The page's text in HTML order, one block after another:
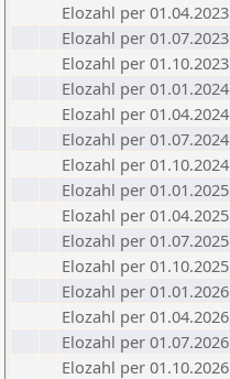
Elozahl per 01.04.2023
Elozahl per 01.07.2023
Elozahl per 01.10.2023
Elozahl per 01.01.2024
Elozahl per 01.04.2024
Elozahl per 01.07.2024
Elozahl per 01.10.2024
Elozahl per 01.01.2025
Elozahl per 01.04.2025
Elozahl per 01.07.2025
Elozahl per 01.10.2025
Elozahl per 01.01.2026
Elozahl per 01.04.2026
Elozahl per 01.07.2026
Elozahl per 01.10.2026